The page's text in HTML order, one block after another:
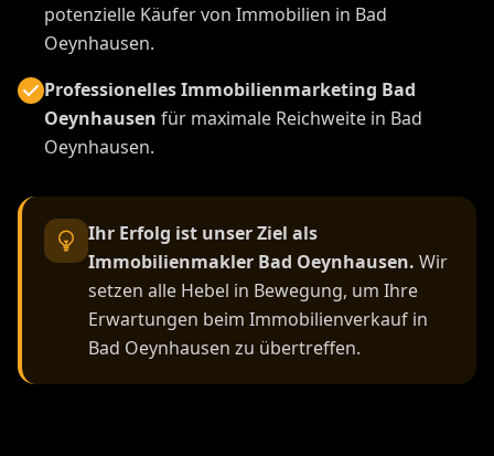
potenzielle Käufer von Immobilien in Bad
Oeynhausen.
Professionelles Immobilienmarketing Bad
Oeynhausen für maximale Reichweite in Bad
Oeynhausen.
Ihr Erfolg ist unser Ziel als
Immobilienmakler Bad Oeynhausen. Wir
setzen alle Hebel in Bewegung, um Ihre
Erwartungen beim Immobilienverkauf in
Bad Oeynhausen zu übertreffen.